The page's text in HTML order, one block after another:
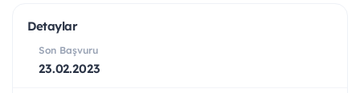
Detaylar
Son Başvuru
23.02.2023